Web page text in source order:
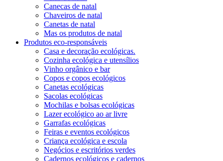
Canecas de natal
Chaveiros de natal
Canetas de natal
Mas os produtos de natal
Produtos eco-responsáveis
Casa e decoração ecológicas.
Cozinha ecológica e utensílios
Vinho orgânico e bar
Copos e copos ecológicos
Canetas ecológicas
Sacolas ecológicas
Mochilas e bolsas ecológicas
Lazer ecológico ao ar livre
Garrafas ecológicas
Feiras e eventos ecológicos
Criança ecológica e escola
Negócios e escritórios verdes
Cadernos ecológicos e cadernos